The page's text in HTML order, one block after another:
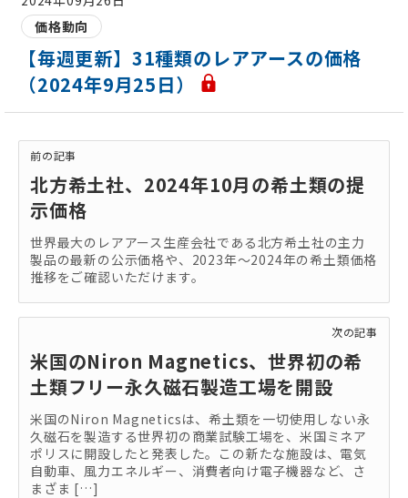
価格動向
【毎週更新】31種類のレアアースの価格
（2024年9月25日）
前の記事
北方希土社、2024年10月の希土類の提
示価格
世界最大のレアアース生産会社である北方希土社の主力
製品の最新の公示価格や、2023年～2024年の希土類価格
推移をご確認いただけます。
次の記事
米国のNiron Magnetics、世界初の希
土類フリー永久磁石製造工場を開設
米国のNiron Magneticsは、希土類を一切使用しない永
久磁石を製造する世界初の商業試験工場を、米国ミネア
ポリスに開設したと発表した。この新たな施設は、電気
自動車、風力エネルギー、消費者向け電子機器など、さ
まざま […]